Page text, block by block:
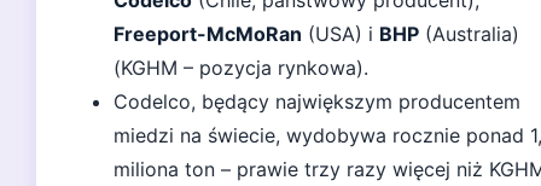
Freeport-McMoRan (USA) i BHP (Australia)
(KGHM – pozycja rynkowa).
Codelco, będący największym producentem
miedzi na świecie, wydobywa rocznie ponad
miliona ton – prawie trzy razy więcej niż